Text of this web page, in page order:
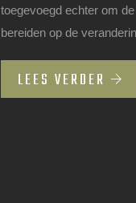
toegevoegd echter om
bereiden op de
LEES VERDER